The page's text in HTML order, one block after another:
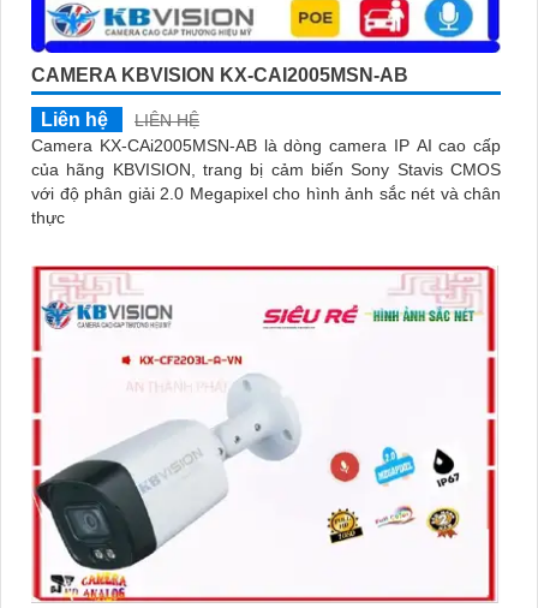
CAMERA KBVISION KX-CAI2005MSN-AB
Liên hệ
LIÊN HỆ
Camera KX-CAi2005MSN-AB là dòng camera IP AI cao cấp
của hãng KBVISION, trang bị cảm biến Sony Stavis CMOS
với độ phân giải 2.0 Megapixel cho hình ảnh sắc nét và chân
thực